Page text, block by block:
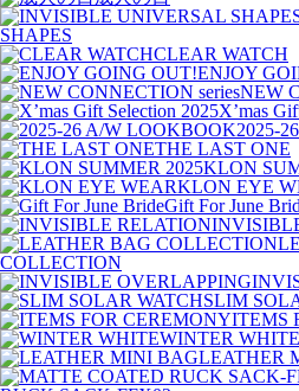
SHAPES
CLEAR WATCH
ENJOY
NEW
X’mas
2025-
THE LAST ONE
KLON
KLON EYE
Gift For June
COLLECTION
SLIM
ITEMS
WINTER WHITE
LEATHER